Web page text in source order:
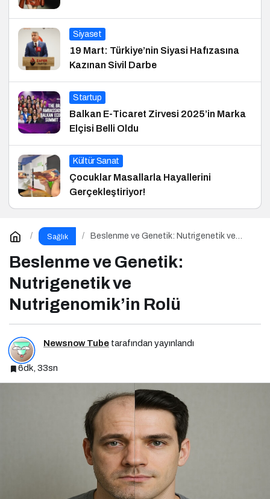
Siyaset
19 Mart: Türkiye’nin Siyasi Hafızasına
Kazınan Sivil Darbe
Startup
Balkan E-Ticaret Zirvesi 2025’in Marka
Elçisi Belli Oldu
Kültür Sanat
Çocuklar Masallarla Hayallerini
Gerçekleştiriyor!
Sağlık
Beslenme ve Genetik: Nutrigenetik ve
Beslenme ve Genetik:
Nutrigenetik ve
Nutrigenomik’in Rolü
Newsnow Tube tarafından yayınlandı
6dk, 33sn